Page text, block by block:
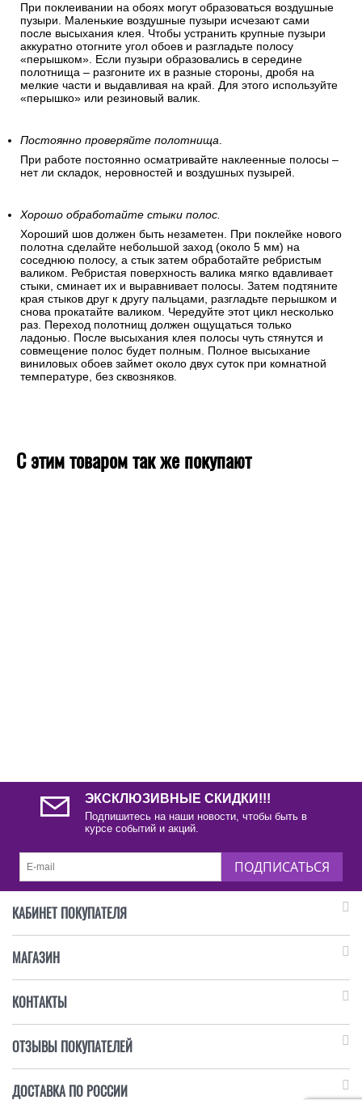
При поклеивании на обоях могут образоваться воздушные
пузыри. Маленькие воздушные пузыри исчезают сами
после высыхания клея. Чтобы устранить крупные пузыри
аккуратно отогните угол обоев и разгладьте полосу
«перышком». Если пузыри образовались в середине
полотнища – разгоните их в разные стороны, дробя на
мелкие части и выдавливая на край. Для этого используйте
«перышко» или резиновый валик.
Постоянно проверяйте полотнища.
При работе постоянно осматривайте наклеенные полосы –
нет ли складок, неровностей и воздушных пузырей.
Хорошо обработайте стыки полос.
Хороший шов должен быть незаметен. При поклейке нового
полотна сделайте небольшой заход (около 5 мм) на
соседнюю полосу, а стык затем обработайте ребристым
валиком. Ребристая поверхность валика мягко вдавливает
стыки, сминает их и выравнивает полосы. Затем подтяните
края стыков друг к другу пальцами, разгладьте перышком и
снова прокатайте валиком. Чередуйте этот цикл несколько
раз. Переход полотнищ должен ощущаться только
ладонью. После высыхания клея полосы чуть стянутся и
совмещение полос будет полным. Полное высыхание
виниловых обоев займет около двух суток при комнатной
температуре, без сквозняков.
С этим товаром так же покупают
ЭКСКЛЮЗИВНЫЕ СКИДКИ!!!
Подпишитесь на наши новости, чтобы быть в
курсе событий и акций.
ПОДПИСАТЬСЯ
КАБИНЕТ ПОКУПАТЕЛЯ
МАГАЗИН
КОНТАКТЫ
ОТЗЫВЫ ПОКУПАТЕЛЕЙ
ДОСТАВКА ПО РОССИИ